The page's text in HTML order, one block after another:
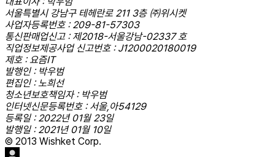
서울특별시 강남구 테헤란로 211 3층 ㈜위시켓
사업자등록번호 : 209-81-57303
통신판매업신고 : 제2018-서울강남-02337 호
직업정보제공사업 신고번호 : J1200020180019
제호 : 요즘IT
발행인 : 박우범
편집인 : 노희선
청소년보호책임자 : 박우범
인터넷신문등록번호 : 서울,아54129
등록일 : 2022년 01월 23일
발행일 : 2021년 01월 10일
© 2013 Wishket Corp.